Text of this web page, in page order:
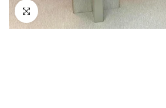
اضغط